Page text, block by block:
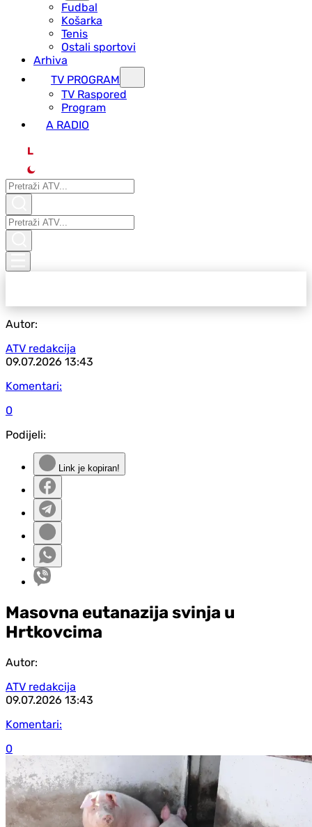
Fudbal
Košarka
Tenis
Ostali sportovi
Arhiva
TV PROGRAM
ТV Raspored
Program
A RADIO
L
Autor:
ATV redakcija
09.07.2026 13:43
Komentari:
0
Podijeli:
Link je kopiran!
Masovna eutanazija svinja u
Hrtkovcima
Autor:
ATV redakcija
09.07.2026 13:43
Komentari:
0